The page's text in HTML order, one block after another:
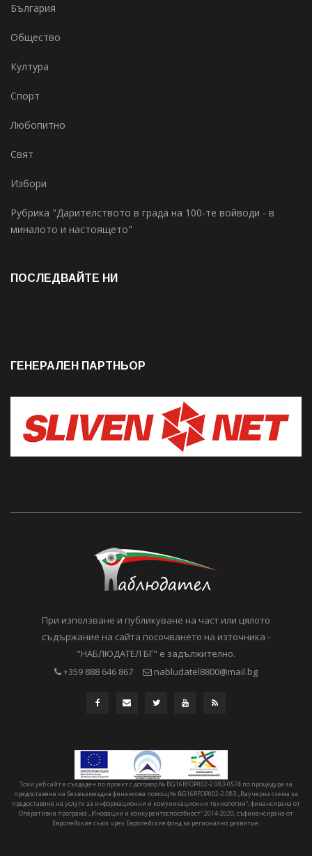
България
Общество
Култура
Спорт
Любопитно
Свят
Избори
Рубрика "Дарителството в града на 100-те войводи - в
миналото и настоящето"
ПОСЛЕДВАЙТЕ НИ
ГЕНЕРАЛЕН ПАРТНЬОР
При използване и публикуване на част или цялото
съдържание на сайта посочването на източника -
"НАБЛЮДАТЕЛ БГ" е задължително.
+359 888 646 867
nabludatel8800@mail.bg
Този уеб сайт е създаден по проект с договор № BG16RFOP002-2.083-0574 по процедура за
предоставяне на безвъзмездна финансова помощ № BG16RFOP002-2.083 „Ваучерна схема за
предоставяне на услуги за информационни и комуникационни технологии“, финансирана от
Оперативна програма „Иновации и конкурентоспособност“ 2014-2020, съфинансирана от
Европейския съюз чрез Европейския фонд за регионално развитие.